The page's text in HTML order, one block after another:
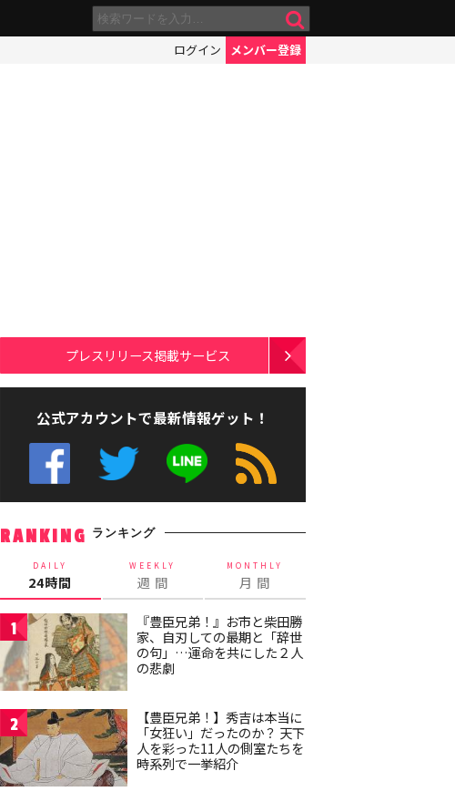
ログイン メンバー登録
プレスリリース掲載サービス
公式アカウントで最新情報ゲット！
RANKING ランキング
DAILY
24時間
WEEKLY
週 間
MONTHLY
月 間
1
『豊臣兄弟！』お市と柴田勝
家、自刃しての最期と「辞世
の句」…運命を共にした２人
の悲劇
2
【豊臣兄弟！】秀吉は本当に
「女狂い」だったのか？ 天下
人を彩った11人の側室たちを
時系列で一挙紹介